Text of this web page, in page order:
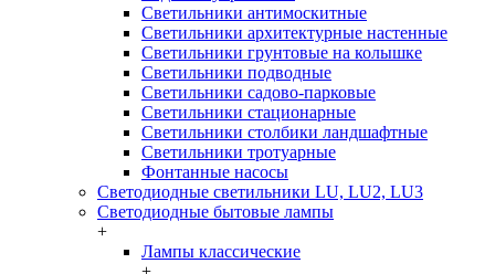
Светильники антимоскитные
Светильники архитектурные настенные
Светильники грунтовые на колышке
Светильники подводные
Светильники садово-парковые
Светильники стационарные
Светильники столбики ландшафтные
Светильники тротуарные
Фонтанные насосы
Светодиодные светильники LU, LU2, LU3
Светодиодные бытовые лампы
+
Лампы классические